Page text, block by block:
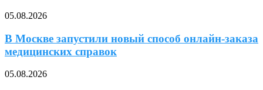
05.08.2026
В Москве запустили новый способ онлайн-заказа
медицинских справок
05.08.2026